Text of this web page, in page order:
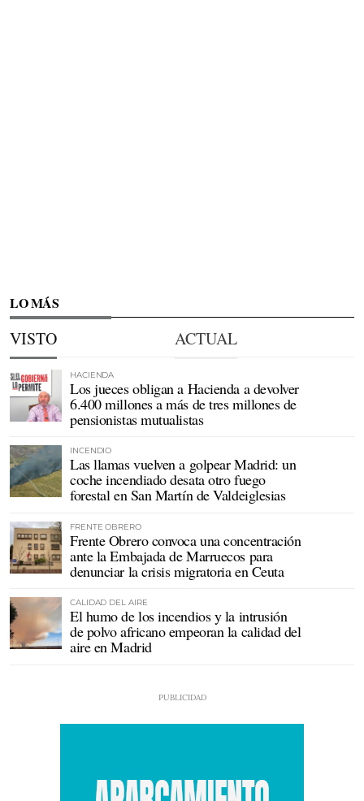
LO MÁS
VISTO ACTUAL
HACIENDA
Los jueces obligan a Hacienda a devolver
6.400 millones a más de tres millones de
pensionistas mutualistas
INCENDIO
Las llamas vuelven a golpear Madrid: un
coche incendiado desata otro fuego
forestal en San Martín de Valdeiglesias
FRENTE OBRERO
Frente Obrero convoca una concentración
ante la Embajada de Marruecos para
denunciar la crisis migratoria en Ceuta
CALIDAD DEL AIRE
El humo de los incendios y la intrusión
de polvo africano empeoran la calidad del
aire en Madrid